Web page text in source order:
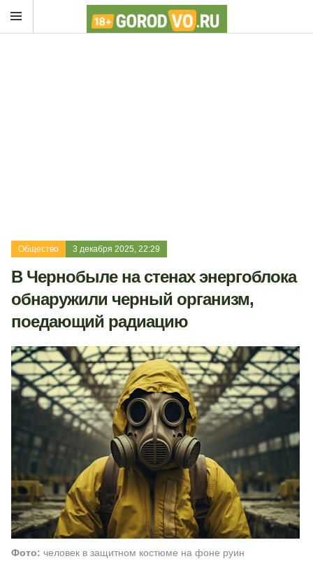
Общество 3 декабря 2025, 22:29
В Чернобыле на стенах энергоблока
обнаружили черный организм,
поедающий радиацию
Фото: человек в защитном костюме на фоне руин